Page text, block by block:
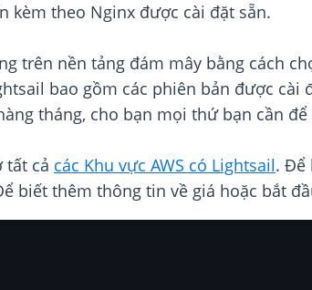
kèm theo Nginx được cài đặt sẵn.
trên nền tảng đám mây bằng cách
bao gồm các phiên bản được cài
tháng, cho bạn mọi thứ bạn cần
tất cả các Khu vực AWS có Lightsail. Để
biết thêm thông tin về giá hoặc bắt